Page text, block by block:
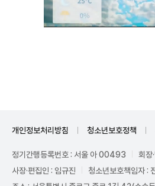
개인정보처리방침 청소년보호정책
정기간행등록번호 : 서울 아 00493
회장
사장·편집인 : 임규진
청소년보호책임자 :